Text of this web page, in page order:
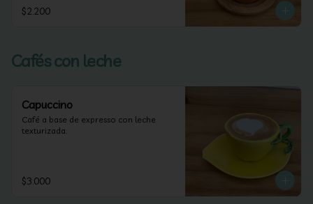
$2.200
Cafés con leche
Capuccino
Café a base de expresso con leche
texturizada.
$3.000